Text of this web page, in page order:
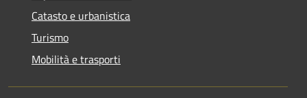
Catasto e urbanistica
Turismo
Mobilità e trasporti